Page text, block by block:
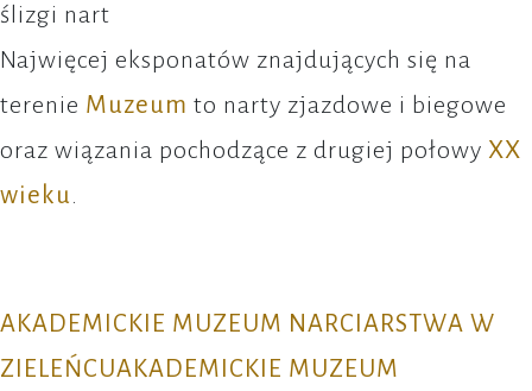
ślizgi nart
Najwięcej eksponatów znajdujących się na
terenie Muzeum to narty zjazdowe i biegowe
oraz wiązania pochodzące z drugiej połowy XX
wieku
AKADEMICKIE MUZEUM NARCIARSTWA W
ZIELEŃCUAKADEMICKIE MUZEUM